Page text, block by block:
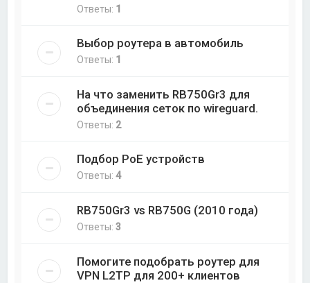
Ответы: 1
Выбор роутера в автомобиль
Ответы: 1
На что заменить RB750Gr3 для
объединения сеток по wireguard.
Ответы: 2
Подбор PoE устройств
Ответы:4
RB750Gr3 vs RB750G (2010 года)
Ответы:3
Помогите подобрать роутер для
VPN L2TP для 200+ клиентов